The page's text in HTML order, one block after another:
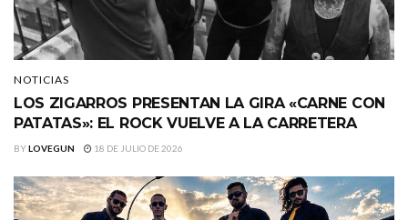
NOTICIAS
LOS ZIGARROS PRESENTAN LA GIRA «CARNE CON
PATATAS»: EL ROCK VUELVE A LA CARRETERA
BYLOVEGUN 18 DE JULIO DE 2026